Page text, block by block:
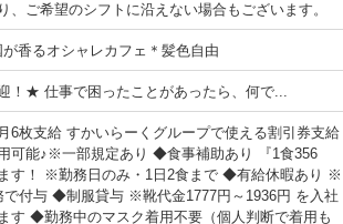
、ご希望のシフトに沿えない場合もございます。
香るオシャレカフェ＊髪色自由
！★ 仕事で困ったことがあったら、何で...
6枚支給 すかいらーくグループで使える割引券支給
可能♪※一部規定あり ◆食事補助あり 『1食356
す！ ※勤務日のみ・1日2食まで ◆有給休暇あり ※
で付与 ◆制服貸与 ※靴代金1777円～1936円 を入社
す ◆勤務中のマスク着用不要（個人判断で着用も